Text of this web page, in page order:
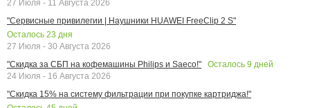
27 Июля - 11 Августа 2026
"Сервисные привилегии | Наушники HUAWEI FreeClip 2 S"
Осталось 23 дня
27 Июля - 30 Августа 2026
"Скидка за СБП на кофемашины Philips и Saeco!"
Осталось 9 дней
24 Июля - 16 Августа 2026
"Скидка 15% на систему фильтрации при покупке картриджа!"